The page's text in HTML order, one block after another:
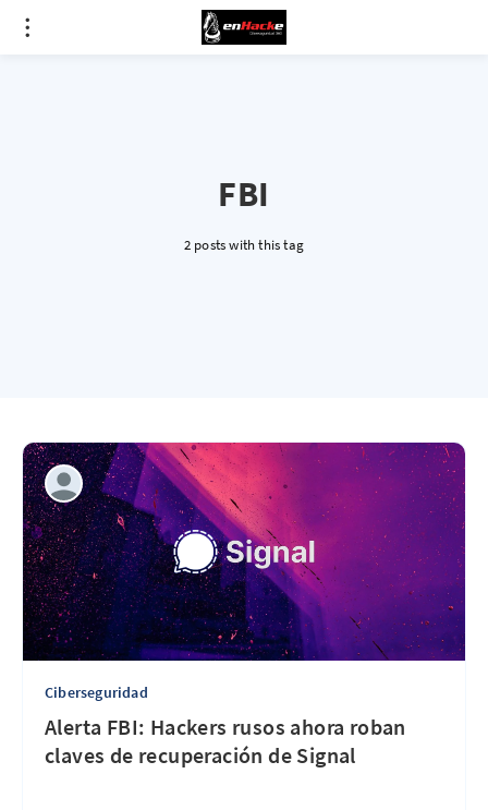
FBI
2 posts with this tag
Ciberseguridad
Alerta FBI: Hackers rusos ahora roban
claves de recuperación de Signal